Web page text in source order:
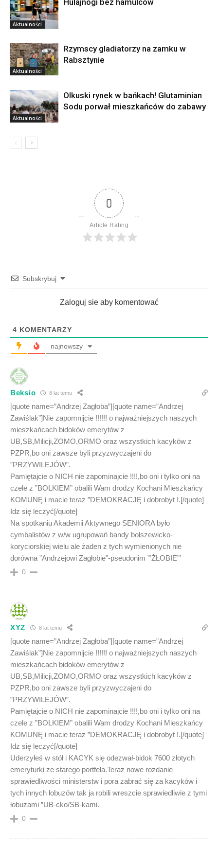
Aktualności
Aktualności
Rzymscy gladiatorzy na zamku w
Rabsztynie
Aktualności
Olkuski rynek w bańkach! Glutaminian
Sodu porwał mieszkańców do zabawy
0
Article Rating
Subskrybuj
Zaloguj sie aby komentować
4 KOMENTARZY
najnowszy
Beksio 8 lat temu
[quote name=”Andrzej Zagłoba”][quote name=”Andrzej
Zawiślak”]Nie zapomnijcie !!!!!! o najważniejszych naszych
mieszkańcach bidoków emerytów z
UB,SB,Milicji,ZOMO,ORMO oraz wszystkich kacyków z
PZPR,bo oni zawsze byli przyzwyczajeni do
”PRZYWILEJÓW”.
Pamiętajcie o NICH nie zapominajcie !!!!,bo oni i tylko oni na
czele z ”BOLKIEM” obalili Wam drodzy Kochani Mieszkańcy
KOMUNĘ i macie teraz ”DEMOKRACJĘ i dobrobyt !.[/quote]
Idz się leczyć[/quote]
Na spotkaniu Akademii Aktywnego SENIORA było
cymbalistów z w/w ugrupowań bandy bolszewicko-
koryciorskiej wielu ale żaden z tych wymienionych nie
dorówna ”Andrzejowi Zagłobie”-pseudonim ”’ŻŁOBIE”’
0
XYZ 8 lat temu
[quote name=”Andrzej Zagłoba”][quote name=”Andrzej
Zawiślak”]Nie zapomnijcie !!!!!! o najważniejszych naszych
mieszkańcach bidoków emerytów z
UB,SB,Milicji,ZOMO,ORMO oraz wszystkich kacyków z
PZPR,bo oni zawsze byli przyzwyczajeni do
”PRZYWILEJÓW”.
Pamiętajcie o NICH nie zapominajcie !!!!,bo oni i tylko oni na
czele z ”BOLKIEM” obalili Wam drodzy Kochani Mieszkańcy
KOMUNĘ i macie teraz ”DEMOKRACJĘ i dobrobyt !.[/quote]
Idz się leczyć[/quote]
Uderzyłeś w stół i KACYK się odezwał-bidok 7600 złotych
emeryturki ze starego portfela.Teraz nowe rozdanie
sprawiedliwości ministerstw i pora zabrać się za kacyków i
tych innych łobuzów tak ja robili wreszcie sprawiedliwie z tymi
łobuzami ”UB-cko/SB-kami.
0